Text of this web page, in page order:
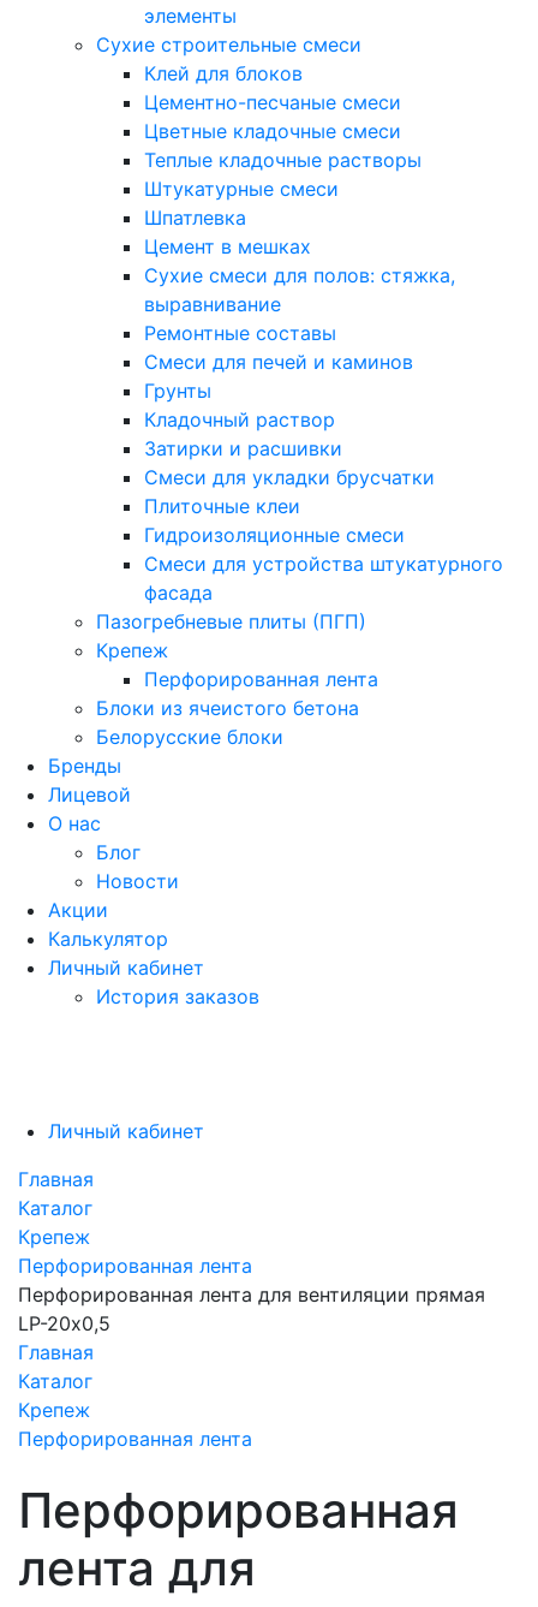
элементы
Сухие строительные смеси
Клей для блоков
Цементно-песчаные смеси
Цветные кладочные смеси
Теплые кладочные растворы
Штукатурные смеси
Шпатлевка
Цемент в мешках
Сухие смеси для полов: стяжка,
выравнивание
Ремонтные составы
Смеси для печей и каминов
Грунты
Кладочный раствор
Затирки и расшивки
Смеси для укладки брусчатки
Плиточные клеи
Гидроизоляционные смеси
Смеси для устройства штукатурного
фасада
Пазогребневые плиты (ПГП)
Крепеж
Перфорированная лента
Блоки из ячеистого бетона
Белорусские блоки
Бренды
Лицевой
О нас
Блог
Новости
Акции
Калькулятор
Личный кабинет
История заказов
Личный кабинет
Главная
Каталог
Крепеж
Перфорированная лента
Перфорированная лента для вентиляции прямая
LP-20х0,5
Главная
Каталог
Крепеж
Перфорированная лента
Перфорированная
лента для